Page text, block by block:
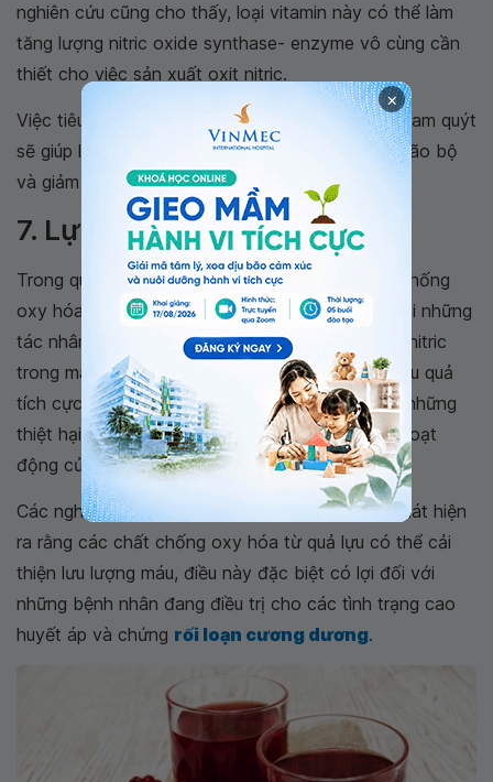
nghiên cứu cũng cho thấy, loại vitamin này có thể làm
tăng lượng nitric oxide synthase- enzyme vô cùng cần
thiết cho việc sản xuất oxit nitric.
Việc tiêu thụ thường xuyên các loại trái cây họ cam quýt
sẽ giúp làm giảm huyết áp, cải thiện chức năng não bộ
và giảm nguy cơ mắc bệnh tim.
7. Lựu bổ sung oxit nitric
Trong quả lựu có chứa một lượng lớn các chất chống
oxy hóa, giúp bảo vệ các tế bào của cơ thể khỏi những
tác nhân gây tổn thương và bảo tồn lượng oxit nitric
trong máu. Thực tế cho thấy, nước ép lựu có hiệu quả
tích cực trong việc bảo tồn mức oxit nitric khỏi những
thiệt hại oxy hóa, đồng thời làm tăng hiệu suất hoạt
động của chúng.
Các nghiên cứu trên cả người và động vật đã phát hiện
ra rằng các chất chống oxy hóa từ quả lựu có thể cải
thiện lưu lượng máu, điều này đặc biệt có lợi đối với
những bệnh nhân đang điều trị cho các tình trạng cao
huyết áp và chứng rối loạn cương dương.
×